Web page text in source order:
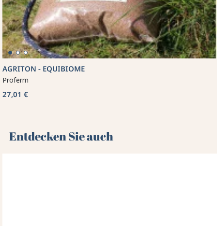
AGRITON - EQUIBIOME
Proferm
27,01 €
Entdecken Sie auch 🌻